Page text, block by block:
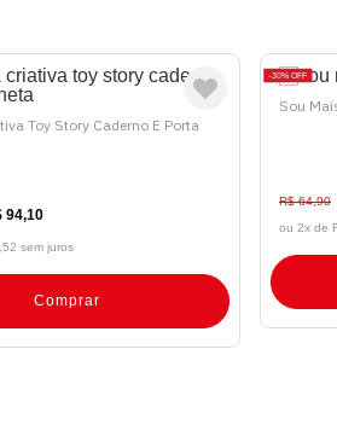
Toy Story Caderno E Porta
94,10
sem juros
Comprar
30% OFF
Sou
R$ 64,90
ou 2x de